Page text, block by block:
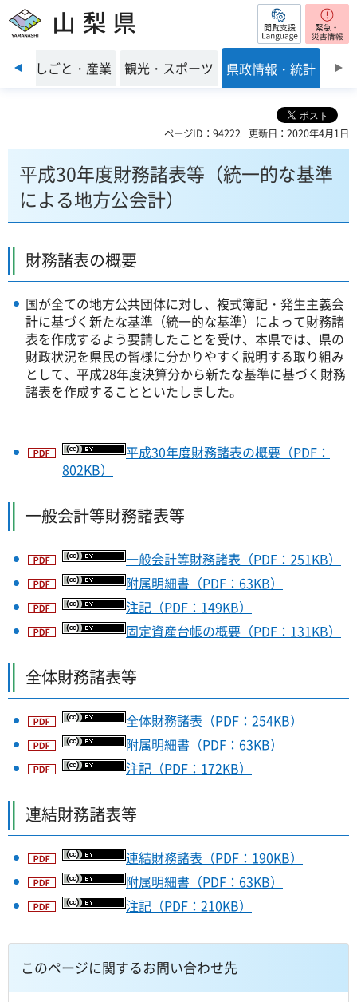
山梨県 閲覧支援
前のスライドを表示
境 しごと・産業 観光・スポーツ 県政情報・統計
ページID：94222 更新日：2020年4月1日
平成30年度財務諸表等（統一的な基準
による地方公会計）
財務諸表の概要
国が全ての地方公共団体に対し、複式簿記・発生主義会
計に基づく新たな基準（統一的な基準）によって財務諸
表を作成するよう要請したことを受け、本県では、県の
財政状況を県民の皆様に分かりやすく説明する取り組み
として、平成28年度決算分から新たな基準に基づく財務
諸表を作成することといたしました。
平成30年度財務諸表の概要（PDF：
802KB）
一般会計等財務諸表等
一般会計等財務諸表（PDF：251KB）
附属明細書（PDF：63KB）
注記（PDF：149KB）
固定資産台帳の概要（PDF：131KB）
全体財務諸表等
全体財務諸表（PDF：254KB）
附属明細書（PDF：63KB）
注記（PDF：172KB）
連結財務諸表等
連結財務諸表（PDF：190KB）
附属明細書（PDF：63KB）
注記（PDF：210KB）
このページに関するお問い合わせ先